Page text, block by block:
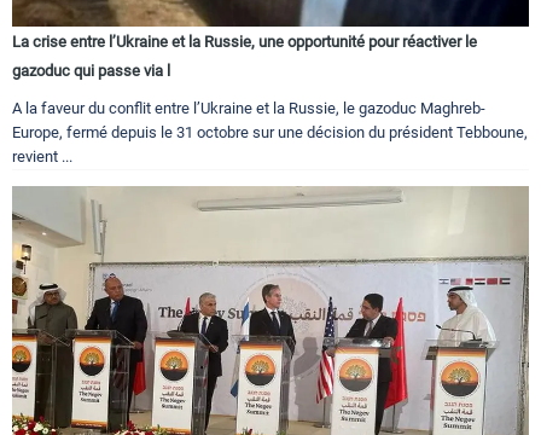
La crise entre l’Ukraine et la Russie, une opportunité pour réactiver le
gazoduc qui passe via l
A la faveur du conflit entre l’Ukraine et la Russie, le gazoduc Maghreb-
Europe, fermé depuis le 31 octobre sur une décision du président Tebboune,
revient ...